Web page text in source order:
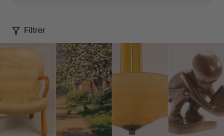
Spring
Quality
Auction
Filtrer